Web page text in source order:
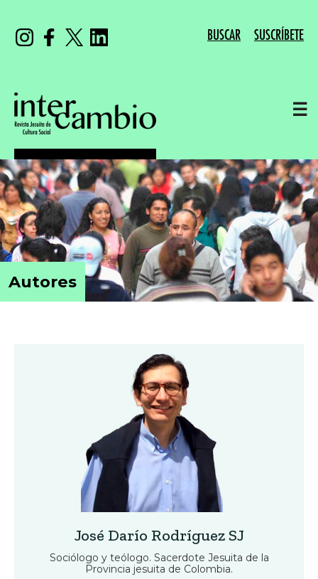
BUSCAR SUSCRÍBETE
☰
Autores
José Darío Rodríguez SJ
Sociólogo y teólogo. Sacerdote Jesuita de la
Provincia jesuita de Colombia.